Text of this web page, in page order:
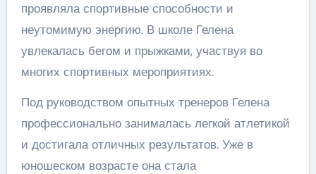
проявляла спортивные способности и
неутомимую энергию. В школе Гелена
увлекалась бегом и прыжками, участвуя во
многих спортивных мероприятиях.
Под руководством опытных тренеров Гелена
профессионально занималась легкой атлетикой
и достигала отличных результатов. Уже в
юношеском возрасте она стала